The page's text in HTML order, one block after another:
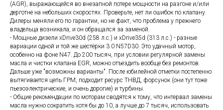
(AGR), выражающейся во внезапной потере мощности на разгоне и/или
дерготне на небольших скоростях. Проверьте, нет ли ошибок по клапану.
Дилеры меняли его по гарантии, но не факт, что проблема у прежнего
владельца возникала, и он обращался за заменой.
- Мощные дизели xDrive30d (258 л.с.) и xDrive35d (313 л.с.) - разные
вариации одной и той же шестёрки 3.0 N57D30. Это удачный мотор,
особенно на фоне N47. До 200 тысяч, при условии регулярной замены
масла и чистки клапана EGR, можно отъездить вообще без ремонтов.
Дальше уже "возможны варианты". После юбилейной отметки постепенно
вытягивается цепь ГРМ, подходит ресурс ТНВД, форсунок (они тут тоже
пьезоэлектрические, и очень дорогие) и турбины.
- Общие рекомендации по моторам сводятся к тому, что интервал замены
масла нужно сократить хотя бы до 10, а лучше до 7 тысяч, использовать